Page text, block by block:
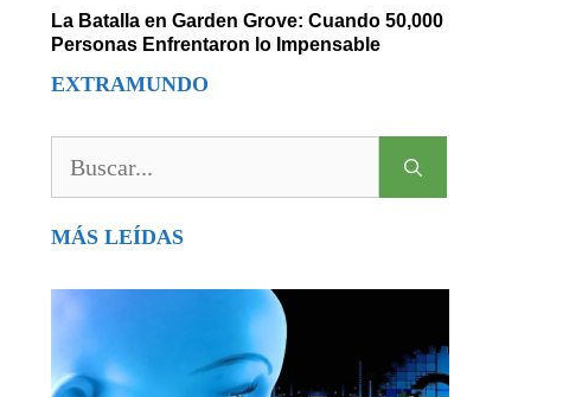
La Batalla en Garden Grove: Cuando 50,000
Personas Enfrentaron lo Impensable
EXTRAMUNDO
MÁS LEÍDAS